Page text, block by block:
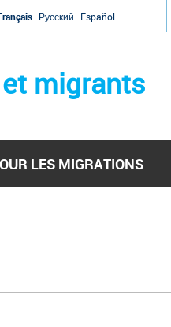
Русский Español
migrants
LES MIGRATIONS